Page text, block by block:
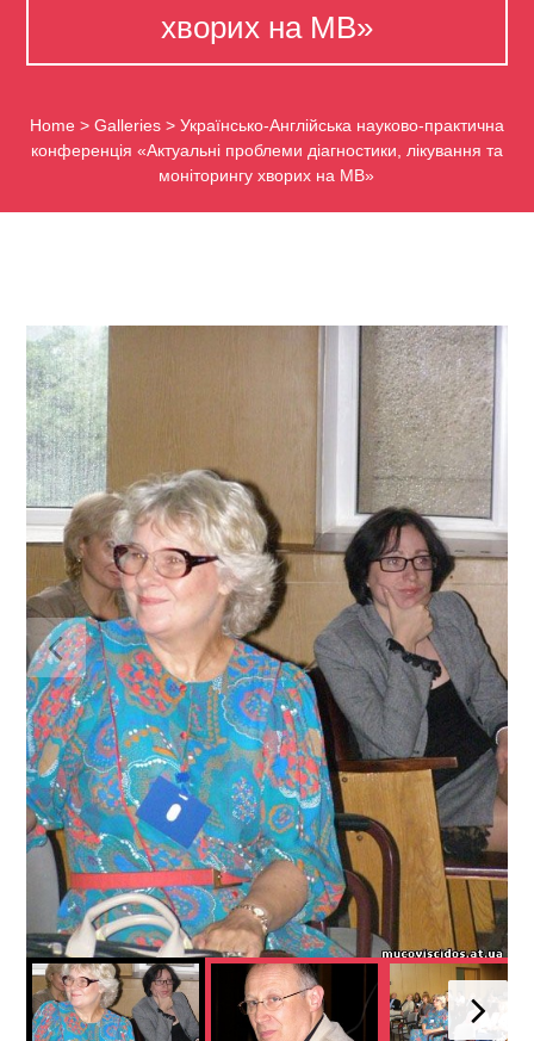
хворих на МВ»
Home > Galleries> Українсько-Англійська науково-практична
конференція «Актуальні проблеми діагностики, лікування та
моніторингу хворих на МВ»